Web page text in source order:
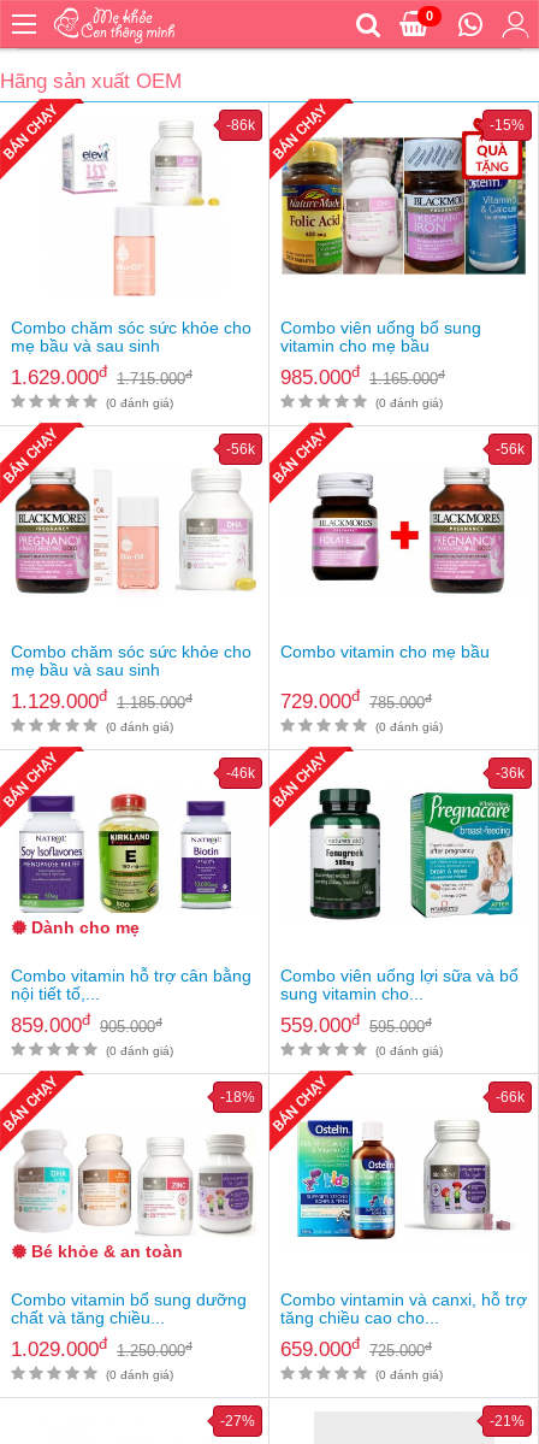
0
Bé
ăn
Bé
đi
ngoài
Bé
ngủ
Bé
khỏe
&
an
toàn
Bé
chơi
mà
học
Dành
cho
mẹ
Dành
cho
bố
dùng
trong
nhà
Tin
tức
FAQ
Hãng sản xuất OEM
Combo chăm sóc sức khỏe cho
mẹ bầu và sau sinh
1.629.000đ 1.715.000đ
-86k
(0 đánh giá)
Combo viên uống bổ sung
vitamin cho mẹ bầu
985.000đ 1.165.000đ
-15%
(0 đánh giá)
Combo chăm sóc sức khỏe cho
mẹ bầu và sau sinh
1.129.000đ 1.185.000đ
-56k
(0 đánh giá)
Combo vitamin cho mẹ bầu
729.000đ 785.000đ
-56k
(0 đánh giá)
Combo vitamin hỗ trợ cân bằng
nội tiết tố,...
859.000đ 905.000đ
-46k
(0 đánh giá)
Dành cho mẹ
Combo viên uống lợi sữa và bổ
sung vitamin cho...
559.000đ 595.000đ
-36k
(0 đánh giá)
Combo vitamin bổ sung dưỡng
chất và tăng chiều...
1.029.000đ 1.250.000đ
-18%
(0 đánh giá)
Bé khỏe & an toàn
Combo vintamin và canxi, hỗ trợ
tăng chiều cao cho...
659.000đ 725.000đ
-66k
(0 đánh giá)
-27% -21%